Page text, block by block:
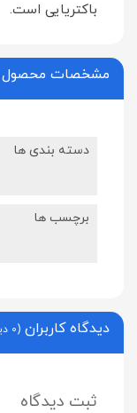
باکتریایی است.
مشخصات محصول
دسته بندی ها
برچسب ها
دیدگاه کاربران (0 دیدگاه)
ثبت دیدگاه